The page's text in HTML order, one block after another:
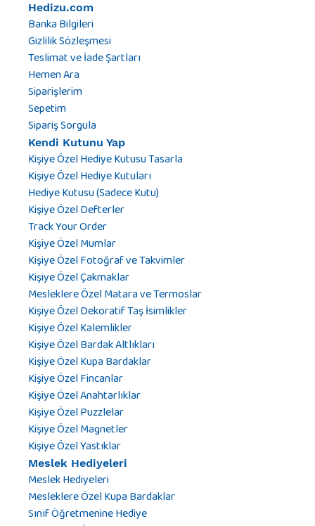
Hedizu.com
Banka Bilgileri
Gizlilik Sözleşmesi
Teslimat ve İade Şartları
Hemen Ara
Siparişlerim
Sepetim
Sipariş Sorgula
Kendi Kutunu Yap
Kişiye Özel Hediye Kutusu Tasarla
Kişiye Özel Hediye Kutuları
Hediye Kutusu (Sadece Kutu)
Kişiye Özel Defterler
Track Your Order
Kişiye Özel Mumlar
Kişiye Özel Fotoğraf ve Takvimler
Kişiye Özel Çakmaklar
Mesleklere Özel Matara ve Termoslar
Kişiye Özel Dekoratif Taş İsimlikler
Kişiye Özel Kalemlikler
Kişiye Özel Bardak Altlıkları
Kişiye Özel Kupa Bardaklar
Kişiye Özel Fincanlar
Kişiye Özel Anahtarlıklar
Kişiye Özel Puzzlelar
Kişiye Özel Magnetler
Kişiye Özel Yastıklar
Meslek Hediyeleri
Meslek Hediyeleri
Mesleklere Özel Kupa Bardaklar
Sınıf Öğretmenine Hediye